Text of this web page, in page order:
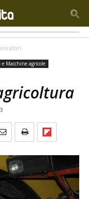
Macchine agricole